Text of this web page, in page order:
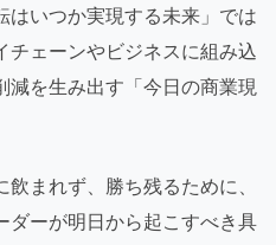
はいつか実現する未来」では
チェーンやビジネスに組み込
減を生み出す「今日の商業現
まれず、勝ち残るために、
ダーが明日から起こすべき具